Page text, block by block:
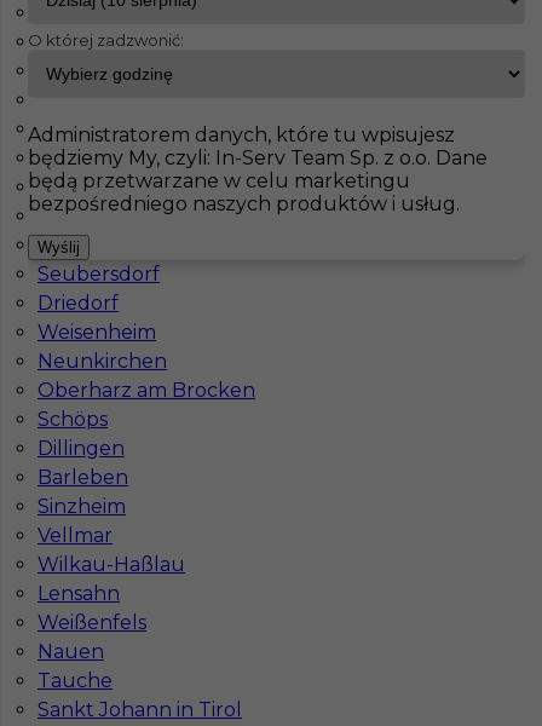
InServ Oferty pracy
Pokaż filtr
Haiterbach
Badendorf
Albig
Klettgau
Thale
Bisingen
Schorndorf
Meinersen
Seubersdorf
Driedorf
Weisenheim
Neunkirchen
Oberharz am Brocken
Schöps
Dillingen
Barleben
Sinzheim
Vellmar
Wilkau-Haßlau
Lensahn
Weißenfels
Nauen
Tauche
Sankt Johann in Tirol
Praca dla Glazurnika - Niemcy
Kategoria
Płytkarz
Lokalizacja Niemcy
Wymagane języki
Stawka 20 - 22 € / h
O której zadzwonić:
Administratorem danych, które tu wpisujesz
będziemy My, czyli: In-Serv Team Sp. z o.o. Dane
będą przetwarzane w celu marketingu
bezpośredniego naszych produktów i usług.
Wyślij